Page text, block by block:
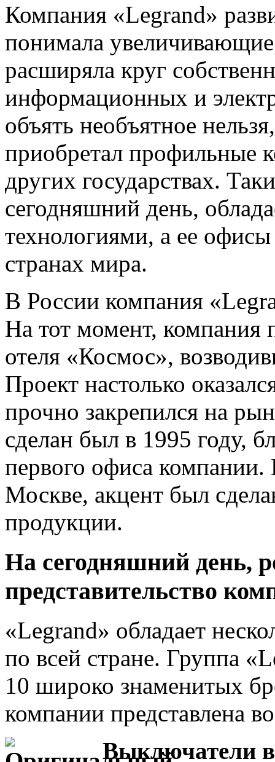
Компания «Legrand»
понимала
расширяла круг
информационных и
объять необъятное
приобретал профильные
других государствах.
сегодняшний день,
технологиями, а ее
странах мира.
В России компания
На тот момент, компания
отеля «Космос»,
Проект настолько
прочно закрепился на
сделан был в 1995 году,
первого офиса
Москве, акцент был
продукции.
На сегодняшний день,
представительство
«Legrand» обладает
по всей стране. Группа
10 широко знаменитых
компании представлена
Выключатели в